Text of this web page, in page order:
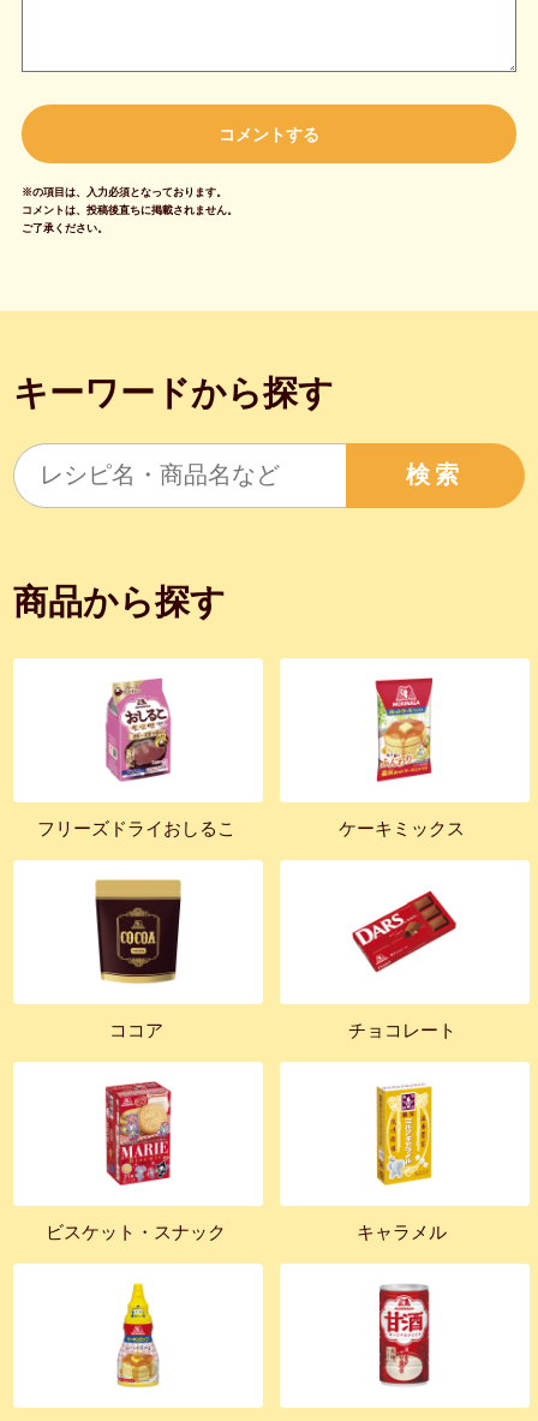
※の項目は、入力必須となっております。
コメントは、投稿後直ちに掲載されません。
ご了承ください。
キーワードから探す
検索
商品から探す
フリーズドライおしるこ ケーキミックス
ココア チョコレート
ビスケット・スナック キャラメル